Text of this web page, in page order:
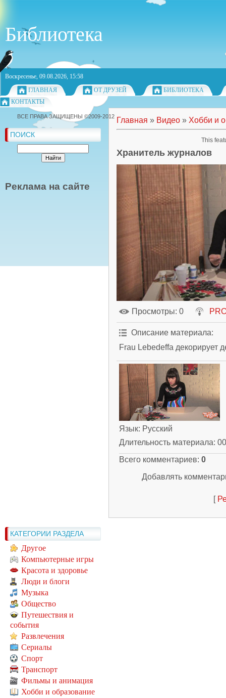
Библиотека
Воскресенье, 09.08.2026, 15:58
ГЛАВНАЯ
ОТ ДРУЗЕЙ
БИБЛИОТЕКА
КОНТАКТЫ
ПОИСК
Реклама на сайте
КАТЕГОРИИ РАЗДЕЛА
Другое
Компьютерные игры
Красота и здоровье
Люди и блоги
Музыка
Общество
Путешествия и
события
Развлечения
Сериалы
Спорт
Транспорт
Фильмы и анимация
Хобби и образование
Главная » Видео » Хобби и
Хранитель журналов
Просмотры: 0
Описание материала:
Frau Lebedeffa декорирует
Язык: Русский
Длительность материала:
Всего комментариев: 0
Добавлять
[
ВСЕ ПРАВА ЗАЩИЩЕНЫ ©2009-2012
This